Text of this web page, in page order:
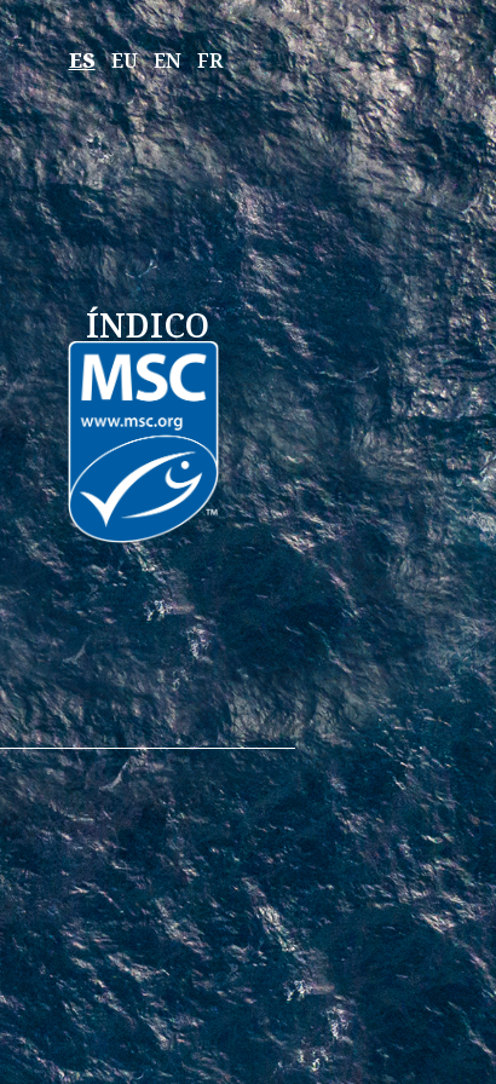
ES EU EN FR
ÍNDICO